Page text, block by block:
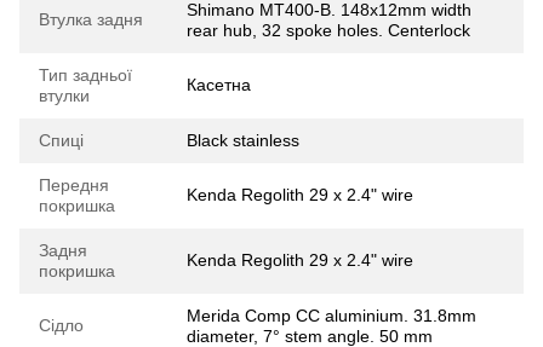
Втулка задня
Shimano MT400-B. 148x12mm width
rear hub, 32 spoke holes. Centerlock
Тип задньої
втулки
Касетна
Спиці Black stainless
Передня
покришка
Kenda Regolith 29 x 2.4" wire
Задня
покришка
Kenda Regolith 29 x 2.4" wire
Сідло
Merida Comp CC aluminium. 31.8mm
diameter, 7° stem angle. 50 mm